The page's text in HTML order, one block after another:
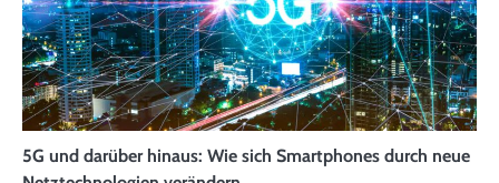
5G und darüber hinaus: Wie sich Smartphones durch neue